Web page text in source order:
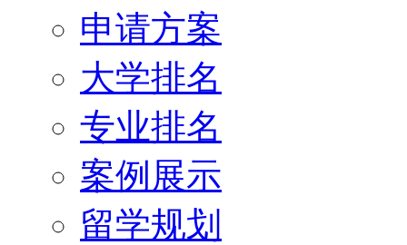
申请方案
大学排名
专业排名
案例展示
留学规划